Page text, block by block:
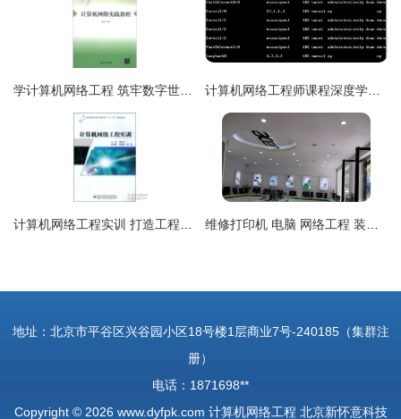
地址：北京市平谷区兴谷园小区18号楼1层商业7号-240185（集群注
册）
电话：1871698**
Copyright © 2026 www.dyfpk.com 计算机网络工程 北京新怀意科技